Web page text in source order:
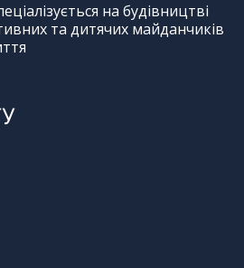
на будівництві
та дитячих майданчиків